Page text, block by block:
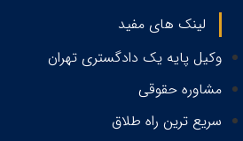
لینک های مفید
وکیل پایه یک دادگستری تهران
مشاوره حقوقی
سریع ترین راه طلاق